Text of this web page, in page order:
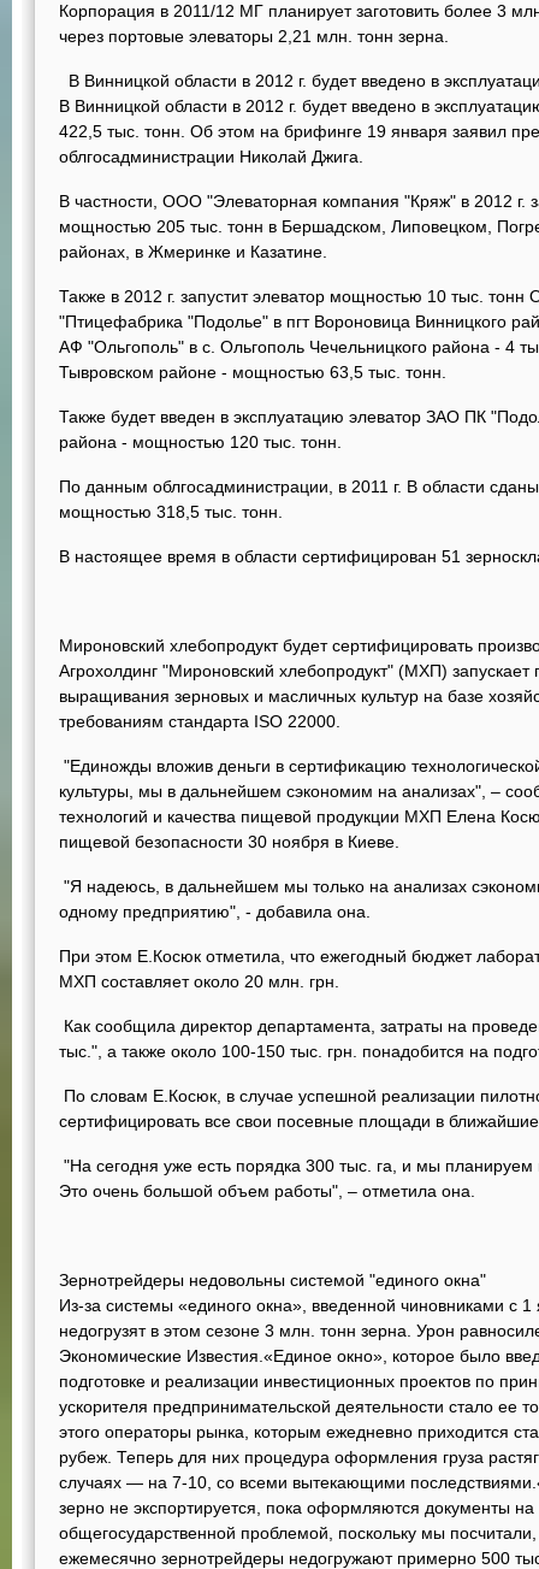
Корпорация в 2011/12 МГ планирует заготовить более 3
через портовые элеваторы 2,21 млн. тонн зерна.
В Винницкой области в 2012 г. будет введено в
В Винницкой области в 2012 г. будет введено в
422,5 тыс. тонн. Об этом на брифинге 19 января заявил
облгосадминистрации Николай Джига.
В частности, ООО "Элеваторная компания "Кряж" в 2012 г.
мощностью 205 тыс. тонн в Бершадском, Липовецком,
районах, в Жмеринке и Казатине.
Также в 2012 г. запустит элеватор мощностью 10 тыс.
"Птицефабрика "Подолье" в пгт Вороновица Винницкого
АФ "Ольгополь" в с. Ольгополь Чечельницкого района - 4
Тывровском районе - мощностью 63,5 тыс. тонн.
Также будет введен в эксплуатацию элеватор ЗАО ПК
района - мощностью 120 тыс. тонн.
По данным облгосадминистрации, в 2011 г. В области
мощностью 318,5 тыс. тонн.
В настоящее время в области сертифицирован 51
Мироновский хлебопродукт будет сертифицировать
Агрохолдинг "Мироновский хлебопродукт" (МХП)
выращивания зерновых и масличных культур на базе
требованиям стандарта ISO 22000.
"Единожды вложив деньги в сертификацию
культуры, мы в дальнейшем сэкономим на анализах", –
технологий и качества пищевой продукции МХП Елена
пищевой безопасности 30 ноября в Киеве.
"Я надеюсь, в дальнейшем мы только на анализах
одному предприятию", - добавила она.
При этом Е.Косюк отметила, что ежегодный бюджет
МХП составляет около 20 млн. грн.
Как сообщила директор департамента, затраты на
тыс.", а также около 100-150 тыс. грн. понадобится на
По словам Е.Косюк, в случае успешной реализации
сертифицировать все свои посевные площади в ближайшие
"На сегодня уже есть порядка 300 тыс. га, и мы планируем
Это очень большой объем работы", – отметила она.
Зернотрейдеры недовольны системой "единого окна"
Из-за системы «единого окна», введенной чиновниками с 1
недогрузят в этом сезоне 3 млн. тонн зерна. Урон
Экономические Известия.«Единое окно», которое было
подготовке и реализации инвестиционных проектов по
ускорителя предпринимательской деятельности стало ее
этого операторы рынка, которым ежедневно приходится
рубеж. Теперь для них процедура оформления груза
случаях — на 7-10, со всеми вытекающими
зерно не экспортируется, пока оформляются документы на
общегосударственной проблемой, поскольку мы
ежемесячно зернотрейдеры недогружают примерно 500